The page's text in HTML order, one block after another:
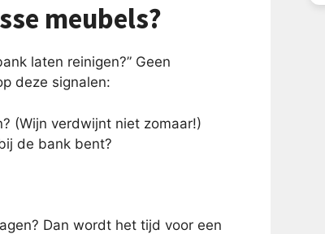
meubels?
laten reinigen?” Geen
deze signalen:
(Wijn verdwijnt niet zomaar!)
de bank bent?
Dan wordt het tijd voor een